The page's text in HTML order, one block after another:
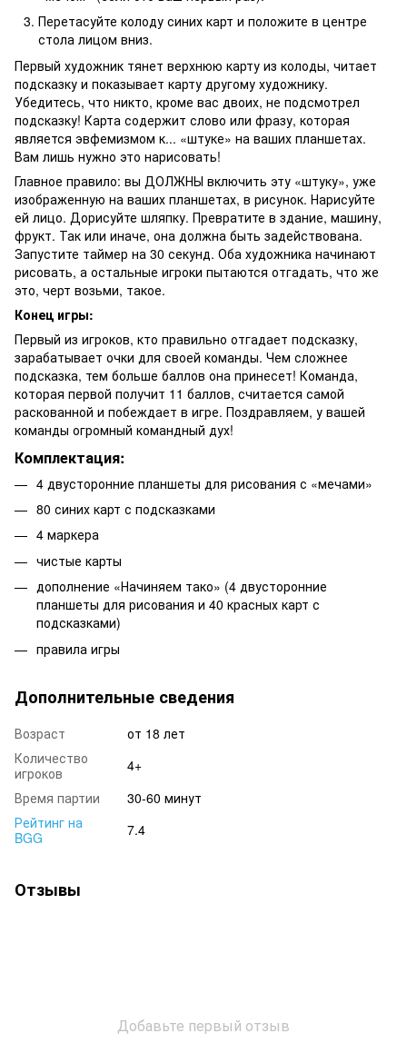
Перетасуйте колоду синих карт и положите в центре
стола лицом вниз.
Первый художник тянет верхнюю карту из колоды, читает
подсказку и показывает карту другому художнику.
Убедитесь, что никто, кроме вас двоих, не подсмотрел
подсказку! Карта содержит слово или фразу, которая
является эвфемизмом к... «штуке» на ваших планшетах.
Вам лишь нужно это нарисовать!
Главное правило: вы ДОЛЖНЫ включить эту «штуку», уже
изображенную на ваших планшетах, в рисунок. Нарисуйте
ей лицо. Дорисуйте шляпку. Превратите в здание, машину,
фрукт. Так или иначе, она должна быть задействована.
Запустите таймер на 30 секунд. Оба художника начинают
рисовать, а остальные игроки пытаются отгадать, что же
это, черт возьми, такое.
Конец игры:
Первый из игроков, кто правильно отгадает подсказку,
зарабатывает очки для своей команды. Чем сложнее
подсказка, тем больше баллов она принесет! Команда,
которая первой получит 11 баллов, считается самой
раскованной и побеждает в игре. Поздравляем, у вашей
команды огромный командный дух!
Комплектация:
4 двусторонние планшеты для рисования с «мечами»
80 синих карт с подсказками
4 маркера
чистые карты
дополнение «Начиняем тако» (4 двусторонние
планшеты для рисования и 40 красных карт с
подсказками)
правила игры
Дополнительные сведения
Возраст
от 18 лет
Количество
игроков
4+
Время партии
30-60 минут
Рейтинг на
BGG
7.4
Отзывы
Добавьте первый отзыв